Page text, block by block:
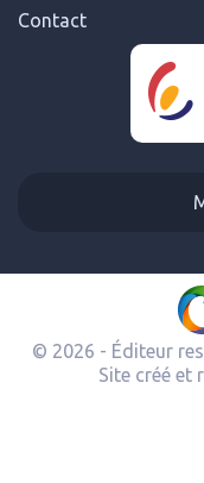
Contact
© 2026 - Éditeur
Site créé et